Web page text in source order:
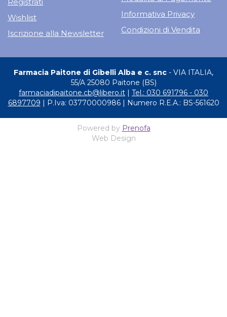
Wishlist
Iscrizione alla Newsletter
Informativa Privacy
Condizioni di Vendita
Farmacia Paitone di Gibelli Alba e c. snc - VIA ITALIA,
55/A 25080 Paitone (BS)
farmaciadipaitone.cb@libero.it | Tel.: 030 691796 - 030
6897709 | P.Iva: 03770000986 | Numero R.E.A.: BS-561620
Powered by Prenofa
Web Design